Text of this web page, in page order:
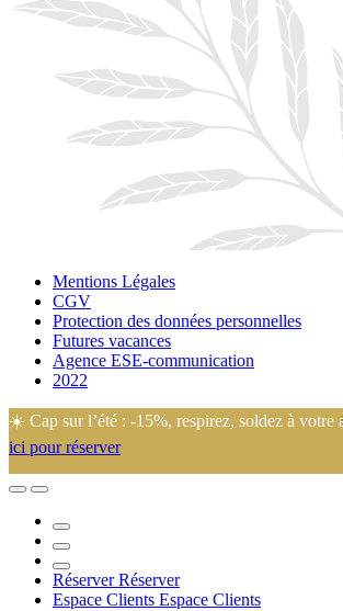
Mentions Légales
CGV
Protection des données personnelles
Futures vacances
Agence ESE-communication
2022
☀️ Cap sur l’été : -15%, respirez, soldez à votre
ici pour réserver
🙂 Eugénie et Arnaud vous accueillent dans
touristiques.
Réserver Réserver
Espace Clients Espace Clients